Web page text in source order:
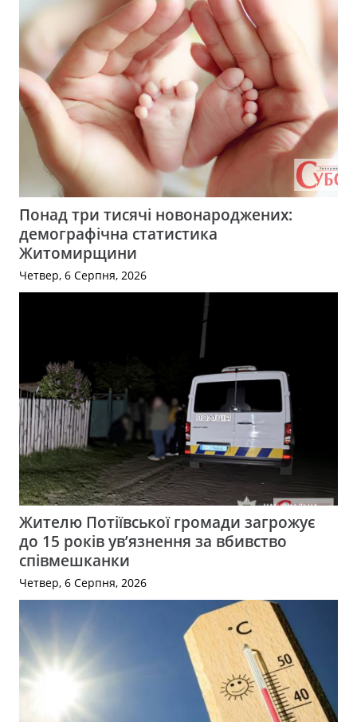
Понад три тисячі новонароджених:
демографічна статистика
Житомирщини
Четвер, 6 Серпня, 2026
Жителю Потіївської громади загрожує
до 15 років ув’язнення за вбивство
співмешканки
Четвер, 6 Серпня, 2026